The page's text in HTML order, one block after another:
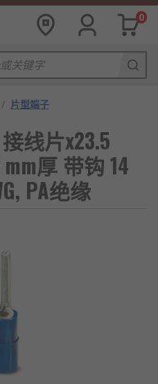
0
/ 片型端子
线片x23.5
厚 带钩 14
PA绝缘